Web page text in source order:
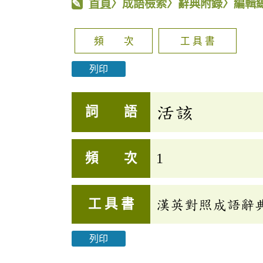
首頁〉成語檢索〉辭典附錄〉編輯
頻 次 工 具 書
列印
詞 語 活該
頻 次 1
工 具 書 漢英對照成語辭
列印